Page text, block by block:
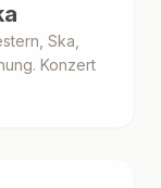
Ska,
Konzert